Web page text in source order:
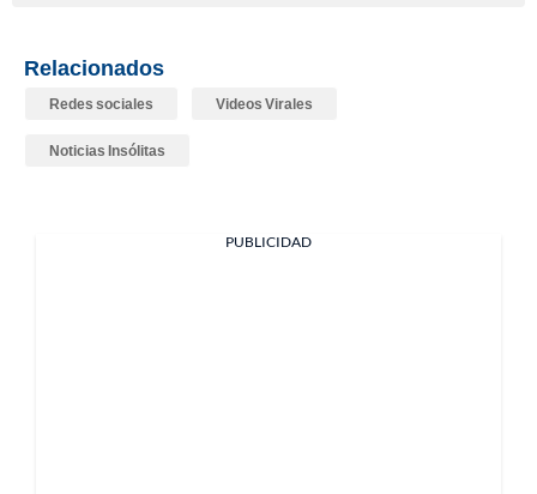
Relacionados
Redes sociales Videos Virales
Noticias Insólitas
PUBLICIDAD